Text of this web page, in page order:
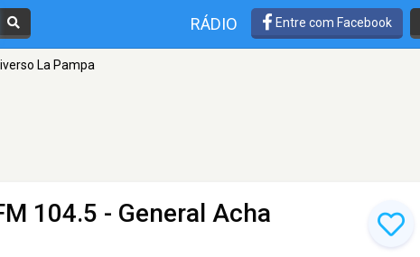
RÁDIO Entre com Facebook
La Pampa
104.5 - General Acha